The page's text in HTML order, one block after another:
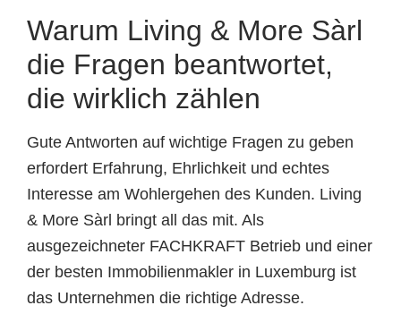
Warum Living & More Sàrl
die Fragen beantwortet,
die wirklich zählen
Gute Antworten auf wichtige Fragen zu geben
erfordert Erfahrung, Ehrlichkeit und echtes
Interesse am Wohlergehen des Kunden. Living
& More Sàrl bringt all das mit. Als
ausgezeichneter FACHKRAFT Betrieb und einer
der besten Immobilienmakler in Luxemburg ist
das Unternehmen die richtige Adresse.